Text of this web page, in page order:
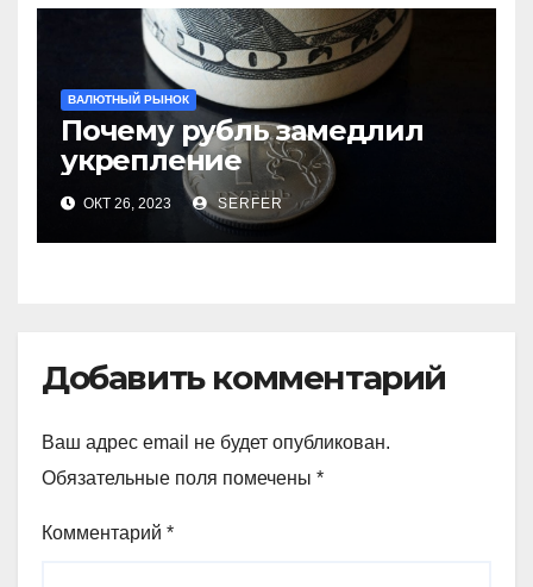
ВАЛЮТНЫЙ РЫНОК
Почему рубль замедлил
укрепление
ОКТ 26, 2023 SERFER
Добавить комментарий
Ваш адрес email не будет опубликован.
Обязательные поля помечены *
Комментарий *